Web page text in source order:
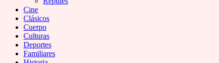
Cine
Clásicos
Cuerpo
Culturas
Deportes
Familiares